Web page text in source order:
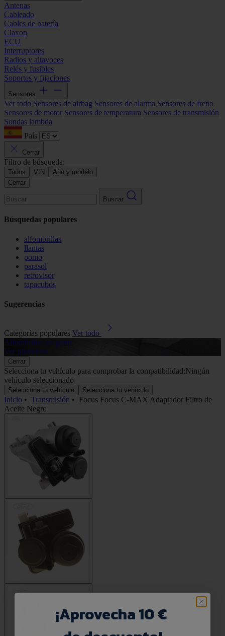
Antenas
Cableado
Cables de batería
Claxon
ECU
Interruptores
Radios y altavoces
Relés y fusibles
Soportes y fijaciones
Sensores
Ver todo Sensores de airbag Sensores de alarma Sensores de freno
Sensores de motor Sensores de temperatura Sensores de transmisión
Sondas lambda
País
Cerrar
Filtro de búsqueda:
Todos VIN
Año y modelo
Cerrar
Buscar
Búsquedas populares
alfombrillas
llantas
pomo
parasol
retrovisor
tapacubos
Sugerencias
Categorías populares Ver todo
Alfombrillas de goma
Ver productos
Cerrar
Selecciona tu vehículo para comprobar la compatibilidad:Ningún
vehículo seleccionado
Selecciona tu vehículo Selecciona tu vehículo
Inicio • Transmisión • Focus Focus C-MAX Adaptador Filtro de
Aceite Negro
¡Aprovecha 10 €